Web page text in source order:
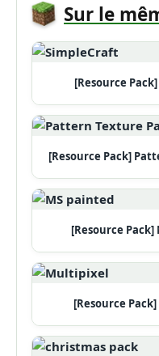
Sur le
[Resource
[Resource Pack]
[Resource Pack]
[Resource